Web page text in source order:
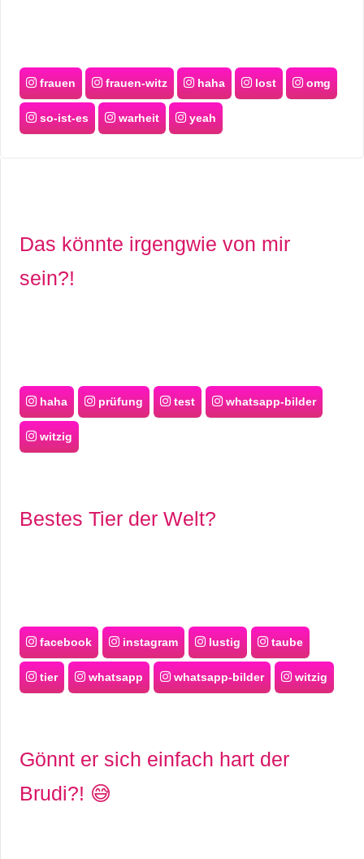
frauen frauen-witz haha lost omg
so-ist-es warheit yeah
Das könnte irgengwie von mir
sein?!
haha prüfung test whatsapp-bilder
witzig
Bestes Tier der Welt?
facebook instagram lustig taube
tier whatsapp whatsapp-bilder witzig
Gönnt er sich einfach hart der
Brudi?! 😅